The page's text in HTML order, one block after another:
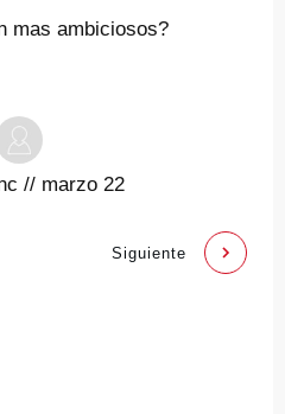
mas ambiciosos?
// marzo 22
Siguiente